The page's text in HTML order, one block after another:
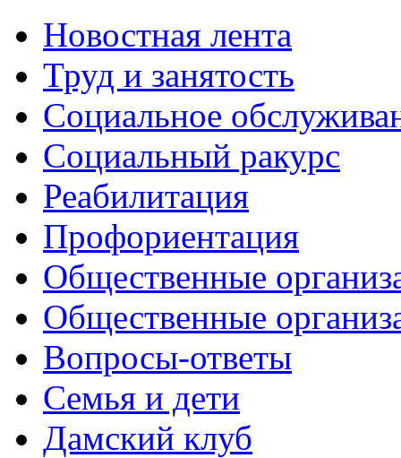
Новостная лента
Труд и занятость
Социальное
Социальный ракурс
Реабилитация
Профориентация
Общественные
Общественные
Вопросы-ответы
Семья и дети
Дамский клуб